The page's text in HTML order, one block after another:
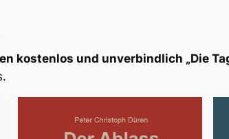
kostenlos und unverbindlich „Die